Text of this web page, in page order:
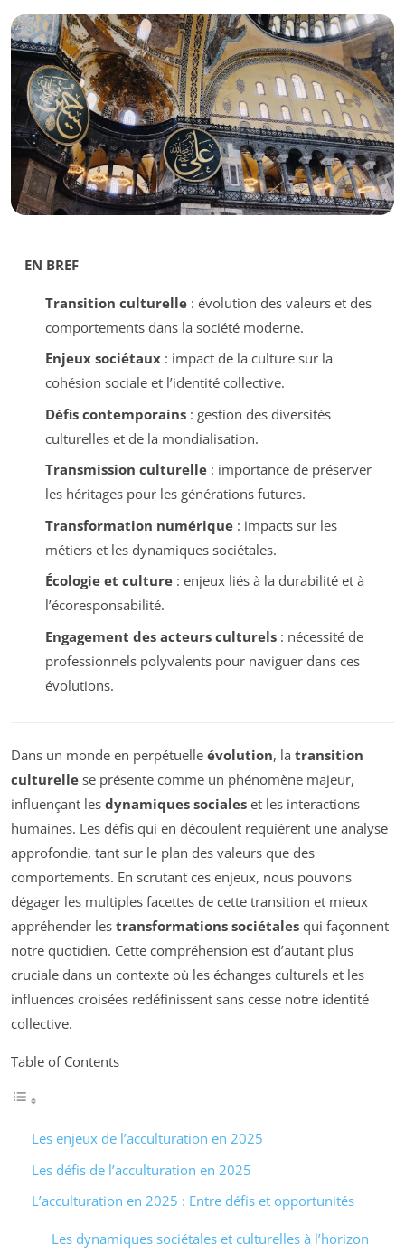
EN BREF
Transition culturelle: évolution des valeurs et des
comportements dans la société moderne.
Enjeux sociétaux: impact de la culture sur la
cohésion sociale et l’identité collective.
Défis contemporains: gestion des diversités
culturelles et de la mondialisation.
Transmission culturelle: importance de préserver
les héritages pour les générations futures.
Transformation numérique: impacts sur les
métiers et les dynamiques sociétales.
Écologie et culture: enjeux liés à la durabilité et à
l’écoresponsabilité.
Engagement des acteurs culturels: nécessité de
professionnels polyvalents pour naviguer dans ces
évolutions.
Dans un monde en perpétuelle évolution, la transition
culturelle se présente comme un phénomène majeur,
influençant les dynamiques sociales et les interactions
humaines. Les défis qui en découlent requièrent une analyse
approfondie, tant sur le plan des valeurs que des
comportements. En scrutant ces enjeux, nous pouvons
dégager les multiples facettes de cette transition et mieux
appréhender les transformations sociétales qui façonnent
notre quotidien. Cette compréhension est d’autant plus
cruciale dans un contexte où les échanges culturels et les
influences croisées redéfinissent sans cesse notre identité
collective.
Table of Contents
Les enjeux de l’acculturation en 2025
Les défis de l’acculturation en 2025
L’acculturation en 2025 : Entre défis et opportunités
Les dynamiques sociétales et culturelles à l’horizon